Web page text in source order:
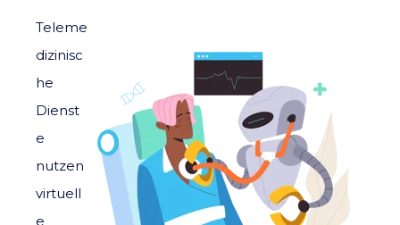
Teleme
dizinisc
he
Dienst
e
nutzen
virtuell
e